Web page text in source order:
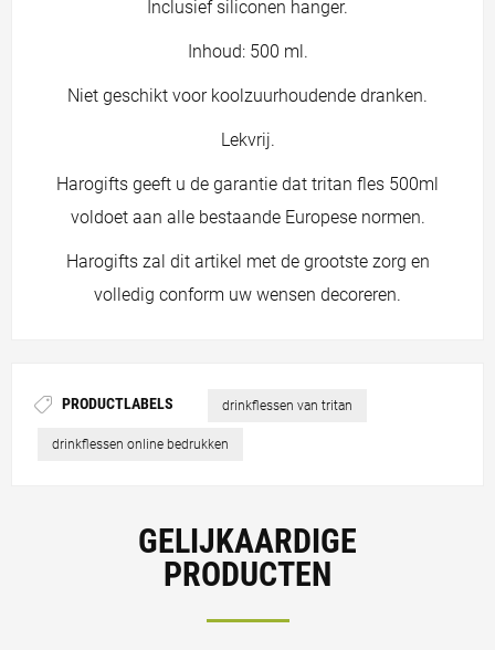
Inclusief siliconen hanger.
Inhoud: 500 ml.
Niet geschikt voor koolzuurhoudende dranken.
Lekvrij.
Harogifts geeft u de garantie dat tritan fles 500ml
voldoet aan alle bestaande Europese normen.
Harogifts zal dit artikel met de grootste zorg en
volledig conform uw wensen decoreren.
PRODUCTLABELS drinkflessen van tritan
drinkflessen online bedrukken
GELIJKAARDIGE
PRODUCTEN